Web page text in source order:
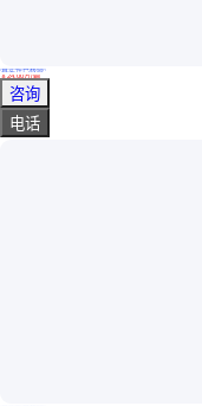
矿用大型山地车 大马力大吨位履带车 全地形搬运拉货车
真实性已核验
￥24.00万/辆
山东济宁
咨询
电话